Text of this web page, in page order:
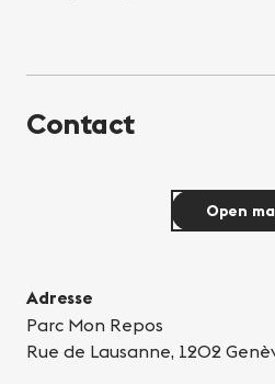
Contact
Adresse
Parc Mon Repos
Rue de Lausanne, 1202
Open